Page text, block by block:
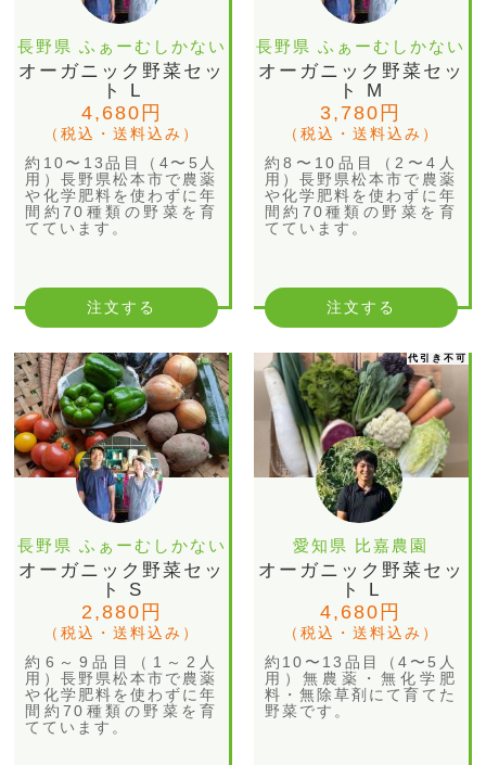
長野県 ふぁーむしかない
オーガニック野菜セッ
ト L
4,680円
（税込・送料込み）
約10〜13品目（4〜5人
用）長野県松本市で農薬
や化学肥料を使わずに年
間約70種類の野菜を育
てています。
注文する
長野県 ふぁーむしかない
オーガニック野菜セッ
ト M
3,780円
（税込・送料込み）
約8〜10品目（2〜4人
用）長野県松本市で農薬
や化学肥料を使わずに年
間約70種類の野菜を育
てています。
注文する
長野県 ふぁーむしかない
オーガニック野菜セッ
ト S
2,880円
（税込・送料込み）
約6～9品目（1～2人
用）長野県松本市で農薬
や化学肥料を使わずに年
間約70種類の野菜を育
てています。
代引き不可
愛知県 比嘉農園
オーガニック野菜セッ
ト L
4,680円
（税込・送料込み）
約10〜13品目（4〜5人
用）無農薬・無化学肥
料・無除草剤にて育てた
野菜です。